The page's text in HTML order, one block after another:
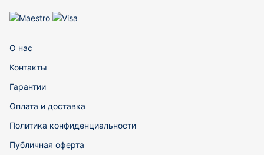
О нас
Контакты
Гарантии
Оплата и доставка
Политика конфиденциальности
Публичная оферта